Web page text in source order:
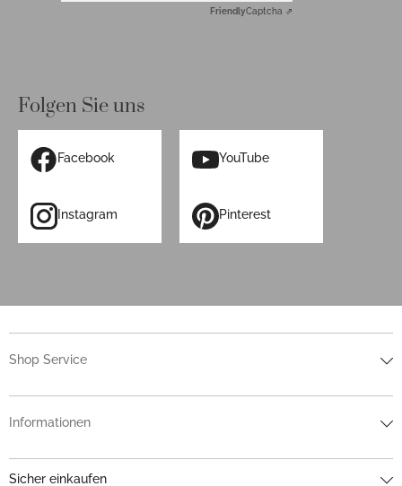
FriendlyCaptcha ⇗
Folgen Sie uns
Facebook YouTube
Instagram Pinterest
Shop Service
Informationen
Sicher einkaufen